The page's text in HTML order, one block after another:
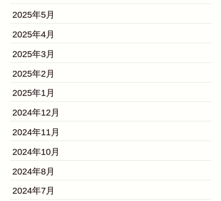
2025年5月
2025年4月
2025年3月
2025年2月
2025年1月
2024年12月
2024年11月
2024年10月
2024年8月
2024年7月